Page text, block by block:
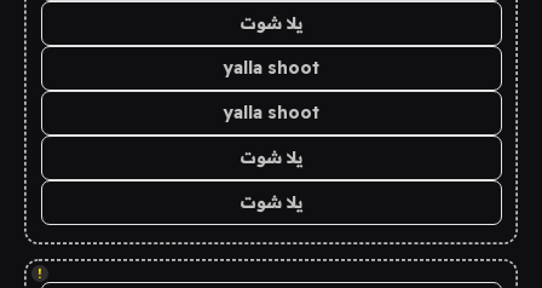
يلا شوت
yalla shoot
yalla shoot
يلا شوت
يلا شوت
!